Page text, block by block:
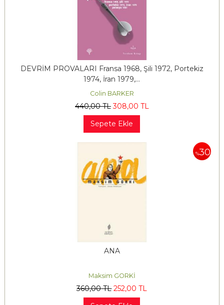
DEVRİM PROVALARI Fransa 1968, Şili 1972, Portekiz
1974, İran 1979,...
Colin BARKER
440,00TL 308,00 TL
Sepete Ekle
%30
ANA
Maksim GORKİ
360,00TL 252,00 TL